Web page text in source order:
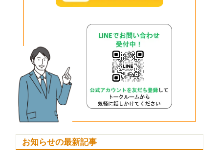
お知らせの最新記事